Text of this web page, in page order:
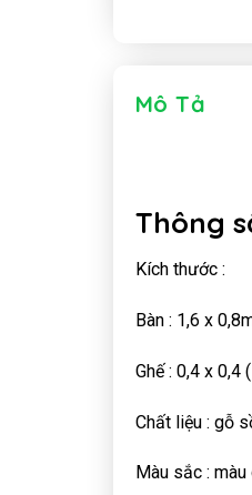
Mô Tả
Thông
Kích thước :
Bàn : 1,6 x
Ghế : 0,4 x 0,4
Chất liệu : gỗ
Màu sắc : màu